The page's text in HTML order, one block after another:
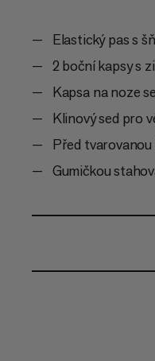
Elastický pas s
2 boční kapsy s
Kapsa na noze
Klinový sed pro
Před
Gumičkou